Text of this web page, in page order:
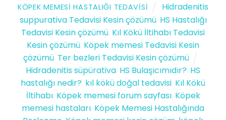
KÖPEK MEMESI HASTALIĞI TEDAVISI
Hidradenitis
suppurativa Tedavisi Kesin çözümü, HS Hastalığı
Tedavisi Kesin çözümü Kıl Kökü İltihabı Tedavisi
Kesin çözümü Köpek memesi Tedavisi Kesin
çözümü, Ter bezleri Tedavisi Kesin çözümü
Hidradenitis süpürativa HS Bulaşıcımıdır? HS
hastalığı nedir? kıl kökü doğal tedavisi Kıl Kökü
İltihabı, Köpek memesi forum sayfası, Köpek
memesi hastaları Köpek Memesi Hastalığında